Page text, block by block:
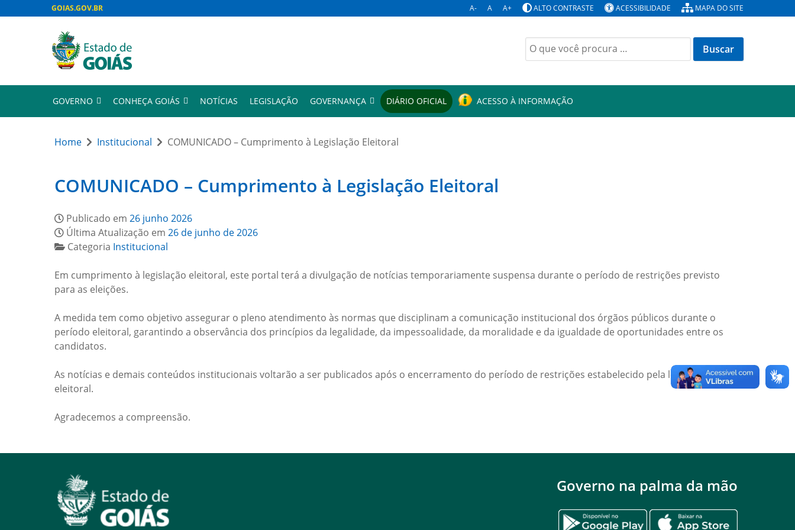
GOIAS.GOV.BR A- A A+ ALTO CONTRASTE ACESSIBILIDADE MAPA DO SITE
Buscar
por:
GOVERNO CONHEÇA GOIÁS NOTÍCIAS LEGISLAÇÃO GOVERNANÇA DIÁRIO OFICIAL ACESSO À INFORMAÇÃO
Home Institucional COMUNICADO – Cumprimento à Legislação Eleitoral
COMUNICADO – Cumprimento à Legislação Eleitoral
Publicado em 26 junho 2026
Última Atualização em 26 de junho de 2026
Categoria Institucional
Em cumprimento à legislação eleitoral, este portal terá a divulgação de notícias temporariamente suspensa durante o período de restrições previsto
para as eleições.
A medida tem como objetivo assegurar o pleno atendimento às normas que disciplinam a comunicação institucional dos órgãos públicos durante o
período eleitoral, garantindo a observância dos princípios da legalidade, da impessoalidade, da moralidade e da igualdade de oportunidades entre os
candidatos.
As notícias e demais conteúdos institucionais voltarão a ser publicados após o encerramento do período de restrições estabelecido pela legislação
eleitoral.
Agradecemos a compreensão.
Governo na palma da mão